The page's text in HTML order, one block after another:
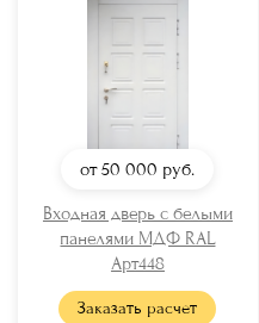
от 50 000 руб.
Входная дверь с белыми
панелями МДФ RAL
Арт448
Заказать расчет